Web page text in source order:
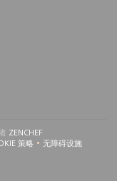
ZENCHEF((在新窗口中打开))
)) 策略
((在新窗口中打开))
无障碍设施
((在新窗口中打